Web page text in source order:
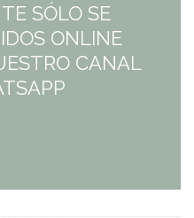
SÓLO SE
ONLINE
CANAL